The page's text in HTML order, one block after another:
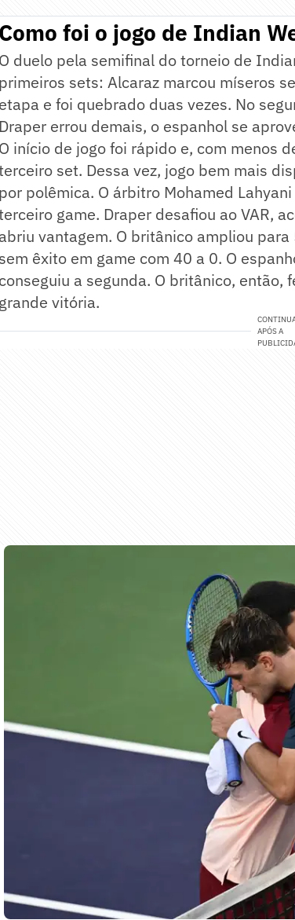
Como foi o jogo de Indian
O duelo pela semifinal do torneio de
primeiros sets: Alcaraz marcou míseros
etapa e foi quebrado duas vezes. No
Draper errou demais, o espanhol se
O início de jogo foi rápido e, com menos
set. Dessa vez, jogo bem mais
por polêmica. O árbitro Mohamed
game. Draper desafiou ao VAR,
abriu vantagem. O britânico ampliou
sem êxito em game com 40 a 0. O
conseguiu a segunda. O britânico, então,
grande vitória.
APÓS A